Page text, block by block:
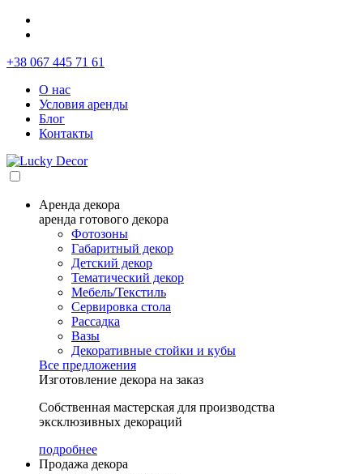
+38 067 445 71 61
О нас
Условия аренды
Блог
Контакты
Аренда декора
аренда готового декора
Фотозоны
Габаритный декор
Детский декор
Тематический декор
Мебель/Текстиль
Сервировка стола
Рассадка
Вазы
Декоративные стойки и кубы
Все предложения
Изготовление декора на заказ
Собственная мастерская для производства
эксклюзивных декораций
подробнее
Продажа декора